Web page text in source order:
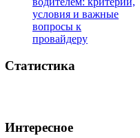
условия и важные
вопросы к
провайдеру
Статистика
Интересное